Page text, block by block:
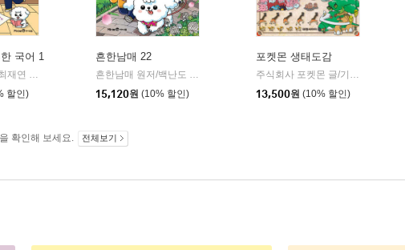
미래엔아이세움
국어 1
흔한남매 원저/최재연 글/도니패밀리 그림 | 미래엔아이세움
할인)
흔한남매 22
흔한남매 원저/백난도 글/유난희 그림/흔한컴퍼니 감수
미래엔아이세움
15,120원 (10% 할인)
포켓몬 생태도감
주식회사 포켓몬 글/기노시타 치히로 그림/이선희 역
13,500원 (10% 할인)
확인해 보세요. 전체보기